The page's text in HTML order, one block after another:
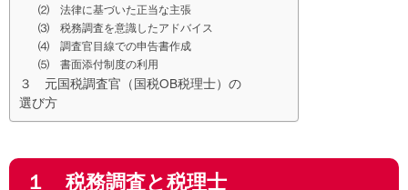
⑵ 法律に基づいた正当な主張
⑶ 税務調査を意識したアドバイス
⑷ 調査官目線での申告書作成
⑸ 書面添付制度の利用
３ 元国税調査官（国税OB税理士）の
選び方
１ 税務調査と税理士